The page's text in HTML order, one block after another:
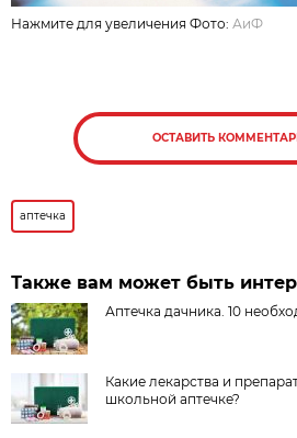
Нажмите для увеличения Фото: АиФ
ОСТАВИТЬ
аптечка
Также вам может быть
Аптечка дачника. 10
Какие лекарства и
школьной аптечке?